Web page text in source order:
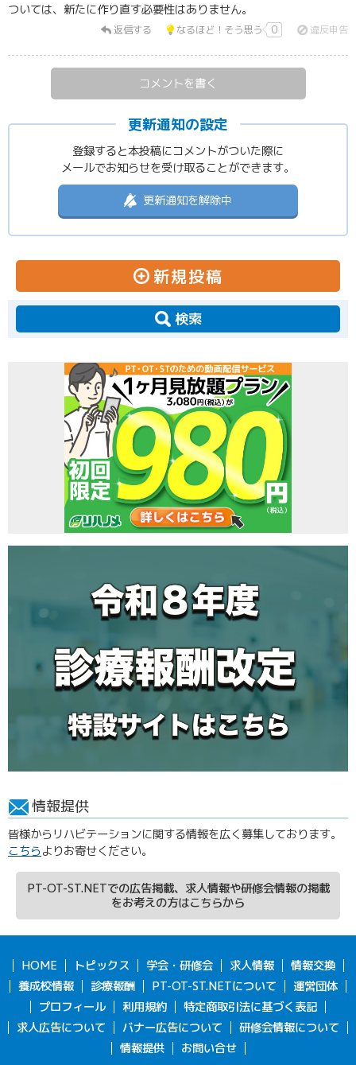
ついては、新たに作り直す必要性はありません。
返信する なるほど！そう思う 0 違反申告
コメントを書く
更新通知の設定
登録すると本投稿にコメントがついた際に
メールでお知らせを受け取ることができます。
更新通知を解除中
新規投稿
検索
情報提供
皆様からリハビテーションに関する情報を広く募集しております。
こちらよりお寄せください。
PT-OT-ST.NETでの広告掲載、求人情報や研修会情報の掲載
をお考えの方はこちらから
HOME トピックス 学会・研修会 求人情報
情報交換
養成校情報
診療報酬 PT-OT-ST.NETについて
運営団体
プロフィール
利用規約
特定商取引法に基づく表記
求人広告について
バナー広告について
研修会情報について
情報提供
お問い合せ